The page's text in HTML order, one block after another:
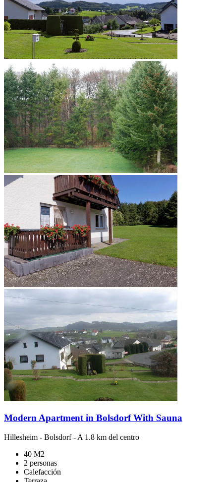
Modern Apartment in Bolsdorf With Sauna
Hillesheim - Bolsdorf- A 1.8 km del centro
40 M2
2 personas
Calefacción